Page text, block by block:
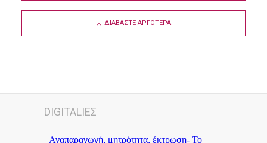
ΔΙΑΒΑΣΤΕ ΑΡΓΟΤΕΡΑ
DIGITALΙΕΣ